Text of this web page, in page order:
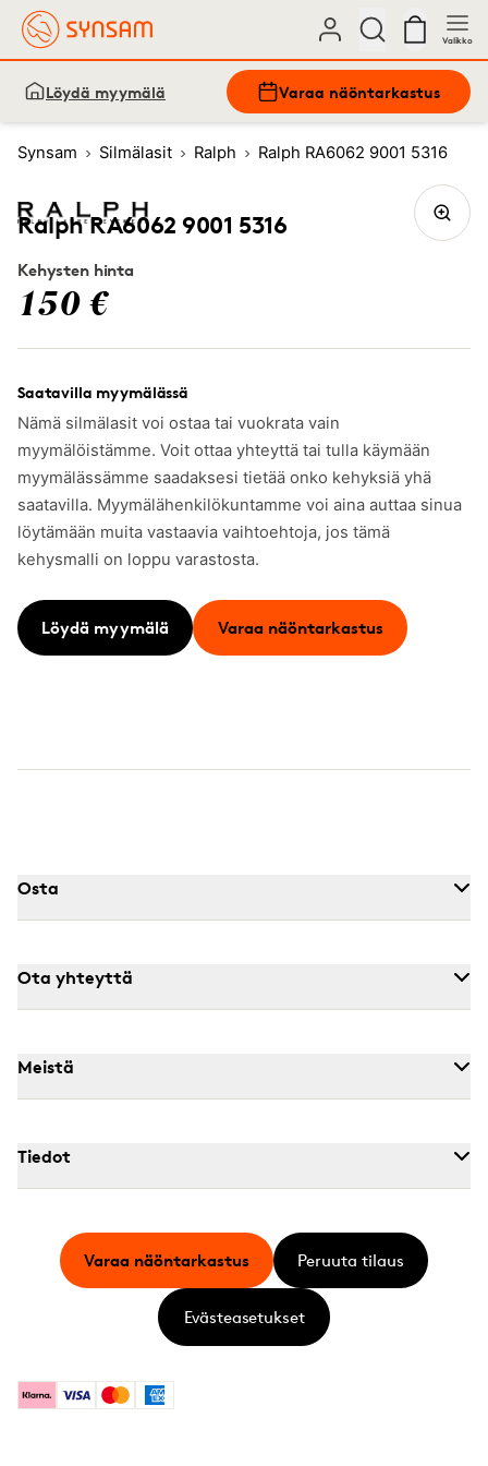
Valikko
Löydä myymälä Varaa näöntarkastus
Synsam Silmälasit Ralph Ralph RA6062 9001 5316
Ralph RA6062 9001 5316
Kehysten hinta
150 €
Saatavilla myymälässä
Nämä silmälasit voi ostaa tai vuokrata vain
myymälöistämme. Voit ottaa yhteyttä tai tulla käymään
myymälässämme saadaksesi tietää onko kehyksiä yhä
saatavilla. Myymälähenkilökuntamme voi aina auttaa sinua
löytämään muita vastaavia vaihtoehtoja, jos tämä
kehysmalli on loppu varastosta.
Löydä myymälä Varaa näöntarkastus
Osta
Ota yhteyttä
Meistä
Tiedot
KlarnaVisa MastercardAmerican Express
Varaa näöntarkastus Peruuta tilaus
Evästeasetukset